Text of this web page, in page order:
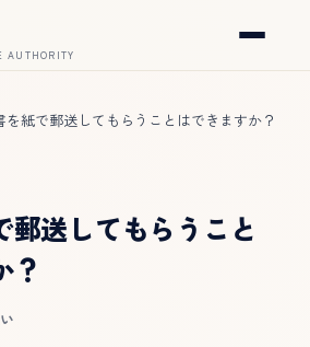
AUTHORITY
を紙で郵送してもらうことはできますか？
郵送してもらうこと
？